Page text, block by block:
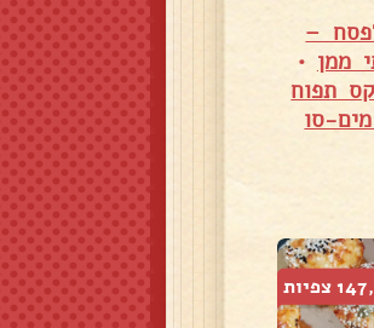
–
ממן •
תפוח
סו
צפיות